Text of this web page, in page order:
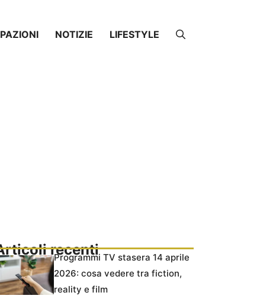
NOTIZIE LIFESTYLE
recenti
Programmi TV stasera 14 aprile
2026: cosa vedere tra fiction,
reality e film